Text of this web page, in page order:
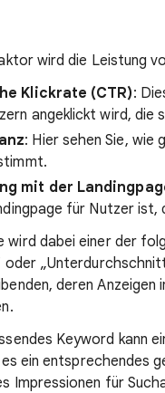
wird die Leistung
Klickrate (CTR):
angeklickt wird, die
: Hier sehen Sie, wie
mit der
für Nutzer ist,
wird dabei einer der
deren
Keyword kann
ein entsprechendes
Impressionen für